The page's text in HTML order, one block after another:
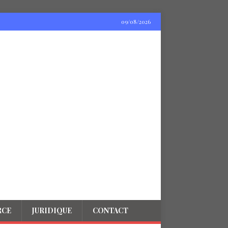
09/08/2026
JURIDIQUE CONTACT